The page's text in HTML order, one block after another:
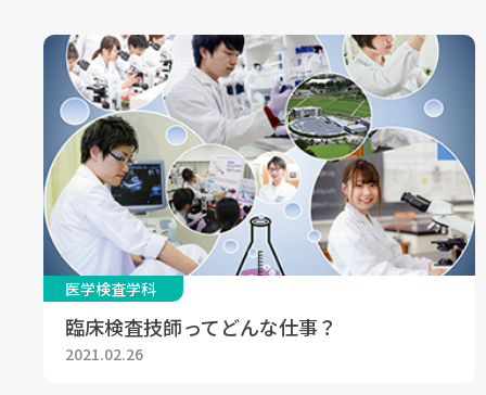
医学検査学科
臨床検査技師ってどんな仕事？
2021.02.26